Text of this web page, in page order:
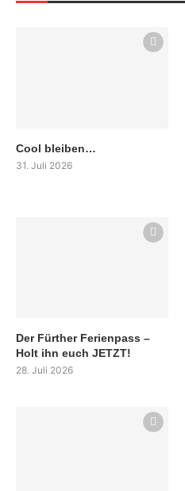
Cool bleiben…
31. Juli 2026
Der Fürther Ferienpass –
Holt ihn euch JETZT!
28. Juli 2026